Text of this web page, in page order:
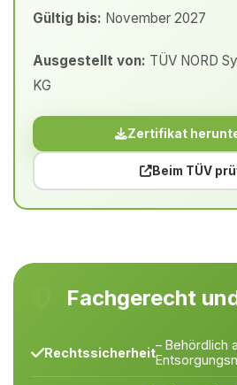
Gültig bis: November 2027
Ausgestellt von: TÜV NORD
KG
Zertifikat
Beim TÜV
Fachgerecht
Rechtssicherheit– Behördlich